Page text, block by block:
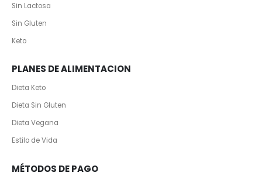
Sin Lactosa
Sin Gluten
Keto
PLANES DE ALIMENTACION
Dieta Keto
Dieta Sin Gluten
Dieta Vegana
Estilo de Vida
MÉTODOS DE PAGO